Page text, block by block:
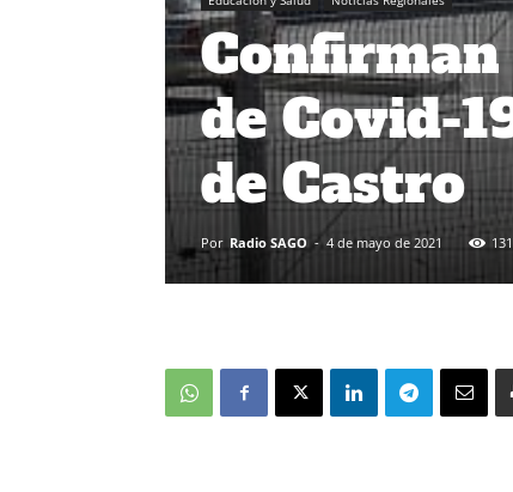
Confirman
de Covid-
de Castro
Por Radio SAGO - 4 de mayo de 2021